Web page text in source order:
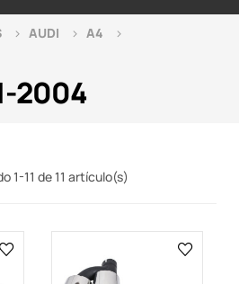
2004
AUDI
A4
1-11 de 11 artículo(s)